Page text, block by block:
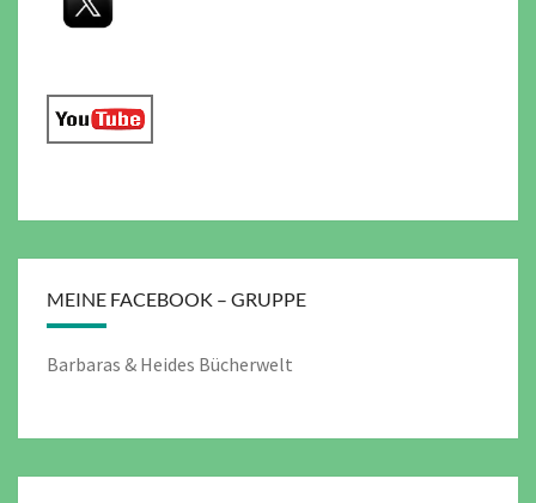
MEINE FACEBOOK – GRUPPE
Barbaras & Heides Bücherwelt